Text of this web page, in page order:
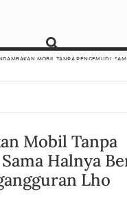
MOBIL TANPA PENGEMUDI,
Mobil Tanpa
Halnya
Lho